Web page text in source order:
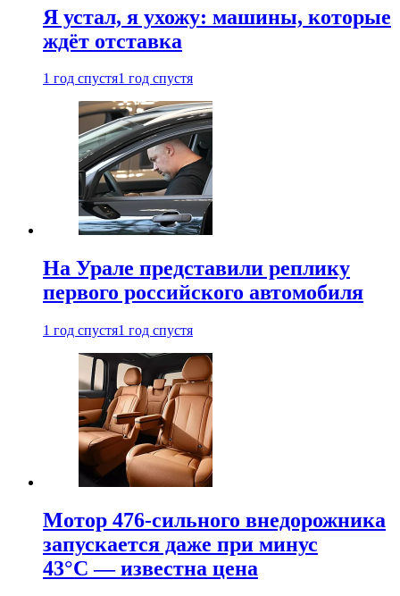
Я устал, я ухожу: машины, которые
ждёт отставка
1 год спустя1 год спустя
На Урале представили реплику
первого российского автомобиля
1 год спустя1 год спустя
Мотор 476-сильного внедорожника
запускается даже при минус
43°С — известна цена